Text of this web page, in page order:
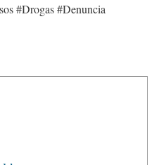
#Drogas #Denuncia